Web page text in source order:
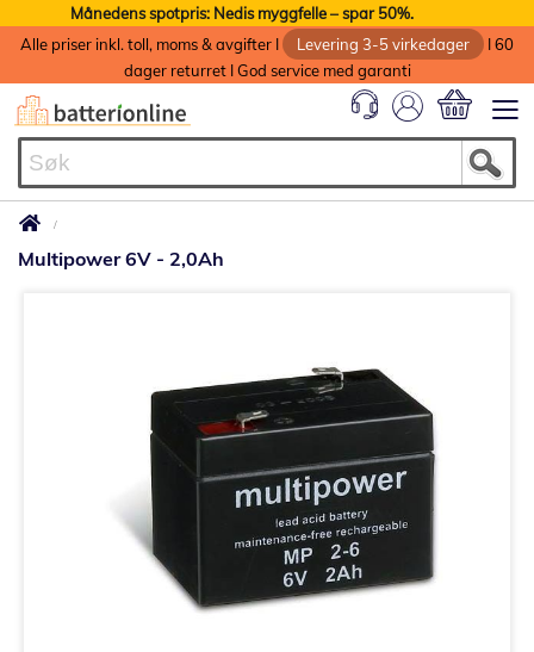
Månedens spotpris: Nedis myggfelle – spar 50%.
Alle priser inkl. toll, moms & avgifter I
Levering 3-5 virkedager
I 60
dager returret I God service med garanti
Multipower 6V - 2,0Ah